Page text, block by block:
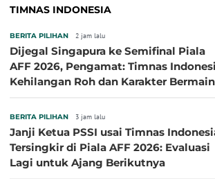
TIMNAS INDONESIA
BERITA PILIHAN 2 jam lalu
Dijegal Singapura ke Semifinal Piala
AFF 2026, Pengamat: Timnas
Kehilangan Roh dan Karakter Bermain
BERITA PILIHAN 3 jam lalu
Janji Ketua PSSI usai Timnas
Tersingkir di Piala AFF 2026: Evaluasi
Lagi untuk Ajang Berikutnya